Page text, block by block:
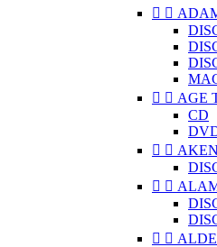
 
  AGE
CD
 
 
 